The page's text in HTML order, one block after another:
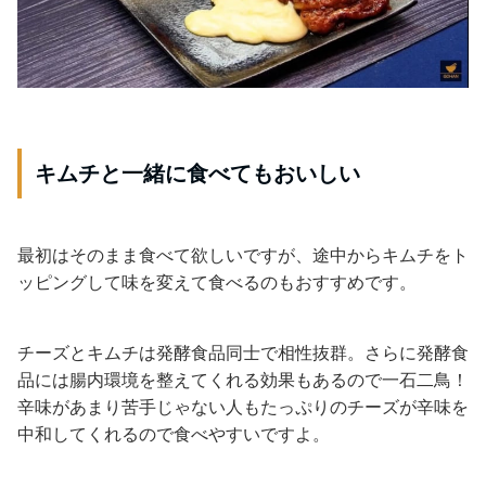
キムチと一緒に食べてもおいしい
最初はそのまま食べて欲しいですが、途中からキムチをト
ッピングして味を変えて食べるのもおすすめです。
チーズとキムチは発酵食品同士で相性抜群。さらに発酵食
品には腸内環境を整えてくれる効果もあるので一石二鳥！
辛味があまり苦手じゃない人もたっぷりのチーズが辛味を
中和してくれるので食べやすいですよ。